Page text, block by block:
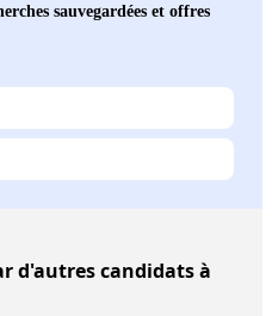
sauvegardées et offres
d'autres candidats à